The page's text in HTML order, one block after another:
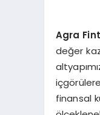
Agra
değer
finansal